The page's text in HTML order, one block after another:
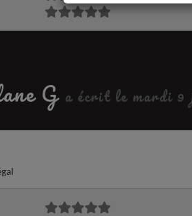
G a écrit le mardi